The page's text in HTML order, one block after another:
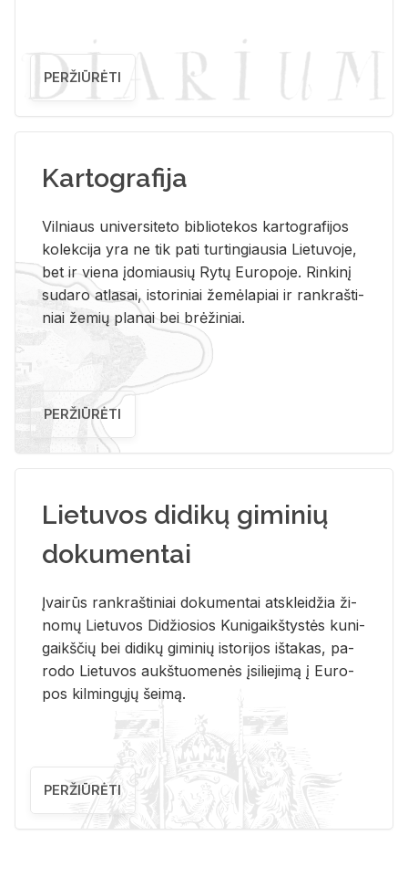
PERŽIŪRĖTI
Kartografija
Vil­niaus uni­ver­si­te­to bi­b­lio­te­kos kar­to­gra­fi­jos
ko­lek­ci­ja yra ne tik pati tur­tin­giau­sia Lie­tu­vo­je,
bet ir vie­na įdo­miau­sių Rytų Eu­ro­po­je. Rin­ki­nį
su­da­ro at­la­sai, is­to­ri­niai že­mė­la­piai ir rank­raš­ti­
niai že­mių pla­nai bei brė­ži­niai.
PERŽIŪRĖTI
Lietuvos didikų giminių
dokumentai
Įvai­rūs rank­raš­ti­niai do­ku­men­tai at­sklei­džia ži­
no­mų Lie­tu­vos Di­džio­sios Ku­ni­gaikš­tys­tės ku­ni­
gaikš­čių bei di­di­kų gi­mi­nių is­to­ri­jos iš­ta­kas, pa­
ro­do Lie­tu­vos aukš­tuo­me­nės įsi­lie­ji­mą į Eu­ro­
pos kil­min­gų­jų šei­mą.
PERŽIŪRĖTI